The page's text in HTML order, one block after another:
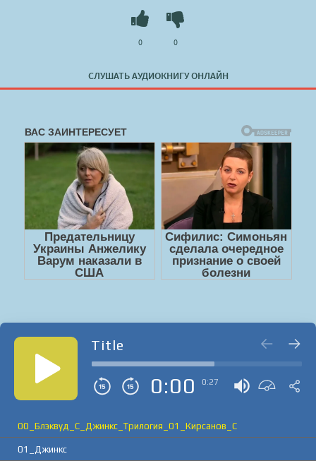
СЛУШАТЬ АУДИОКНИГУ ОНЛАЙН
0 0
Title
0:00 0:27
00_Блэквуд_С_Джинкс_Трилогия_01_Кирсанов_С
01_Джинкс